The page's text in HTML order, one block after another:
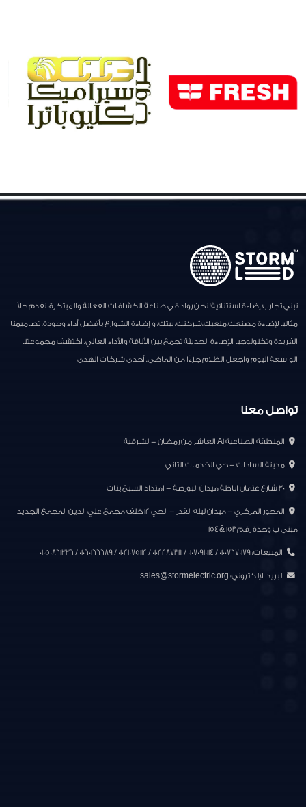
نبني تجارب إضاءة استثنائية! نحن رواد في صناعة الكشافات الفعالة والمبتكرة، نقدم حلاً
مثاليا لإضاءة مصنعك،ملعبك،شركتك، بيتك، و إضاءة الشوارع بأفضل أداء وجودة. تصاميمنا
الفريدة وتكنولوجيا الإضاءة الحديثة تجمع بين الأناقة والأداء العالي. اكتشف مجموعتنا
الواسعة اليوم واجعل الظلام جزءًا من الماضي. أحدى شركات الهدى
تواصل معنا
المنطقة الصناعية A1 العاشر من رمضان -الشرقية
مدينة السادات - حي الخدمات الثاني
المحور المركزي - ميدان ليله القدر - الحي ١٢ خلف مجمع علي الدين المجمع الجديد
مبني ب وحدة رقم ١٥٣ & ١٥٤
المبيعات: 01007670179 / 01070910114 / 01022873111 / 01021075112 / 01060166689 / 01050861336
البريد الإلكتروني: sales@stormelectric.org